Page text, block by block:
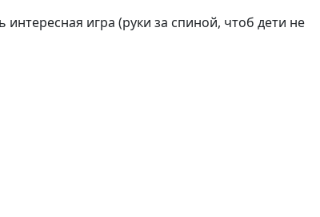
игра (руки за спиной, чтоб дети не